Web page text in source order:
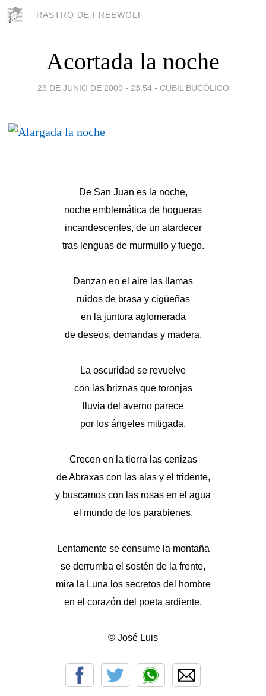
RASTRO DE FREEWOLF
Acortada la noche
23 DE JUNIO DE 2009 - 23:54 - CUBIL BUCÓLICO
De San Juan es la noche,
noche emblemática de hogueras
incandescentes, de un atardecer
tras lenguas de murmullo y fuego.
Danzan en el aire las llamas
ruidos de brasa y cigüeñas
en la juntura aglomerada
de deseos, demandas y madera.
La oscuridad se revuelve
con las briznas que toronjas
lluvia del averno parece
por los ángeles mitigada.
Crecen en la tierra las cenizas
de Abraxas con las alas y el tridente,
y buscamos con las rosas en el agua
el mundo de los parabienes.
Lentamente se consume la montaña
se derrumba el sostén de la frente,
mira la Luna los secretos del hombre
en el corazón del poeta ardiente.
© José Luis